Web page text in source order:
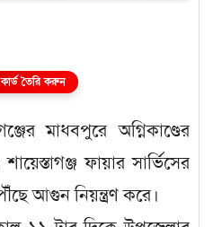
তৈরি করুন
মাধবপুরে অগ্নিকাণ্ডের
ফায়ার সার্ভিসের
আগুন নিয়ন্ত্রণ করে।